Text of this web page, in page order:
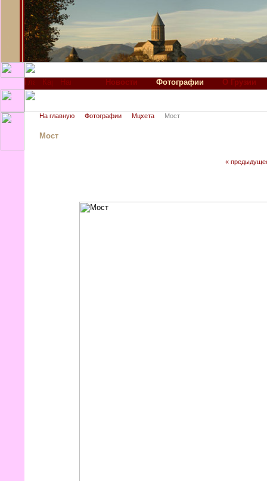
Новости Фотографии О Грузии
На главную Фотографии Мцхета Мост
Мост
«